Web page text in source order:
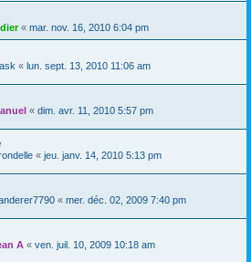
« mar. nov. 16, 2010 6:04 pm
« lun. sept. 13, 2010 11:06 am
« dim. avr. 11, 2010 5:57 pm
« jeu. janv. 14, 2010 5:13 pm
« mer. déc. 02, 2009 7:40 pm
A « ven. juil. 10, 2009 10:18 am